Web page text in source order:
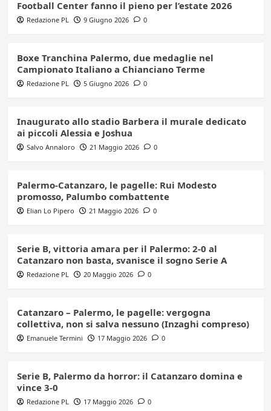
Football Center fanno il pieno per l’estate 2026
Redazione PL 9 Giugno 2026 0
Boxe Tranchina Palermo, due medaglie nel
Campionato Italiano a Chianciano Terme
Redazione PL 5 Giugno 2026 0
Inaugurato allo stadio Barbera il murale dedicato
ai piccoli Alessia e Joshua
Salvo Annaloro 21 Maggio 2026 0
Palermo-Catanzaro, le pagelle: Rui Modesto
promosso, Palumbo combattente
Elian Lo Pipero 21 Maggio 2026 0
Serie B, vittoria amara per il Palermo: 2-0 al
Catanzaro non basta, svanisce il sogno Serie A
Redazione PL 20 Maggio 2026 0
Catanzaro – Palermo, le pagelle: vergogna
collettiva, non si salva nessuno (Inzaghi compreso)
Emanuele Termini 17 Maggio 2026 0
Serie B, Palermo da horror: il Catanzaro domina e
vince 3-0
Redazione PL 17 Maggio 2026 0